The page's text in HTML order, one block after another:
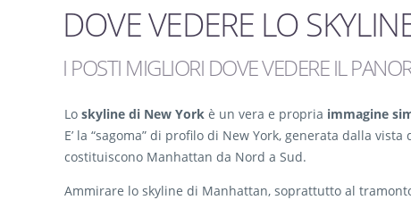
DOVE VEDERE LO
I POSTI MIGLIORI DOVE VEDERE IL
Lo skyline di New York è un vera e propria immagine
E’ la “sagoma” di profilo di New York, generata dalla
costituiscono Manhattan da Nord a Sud.
Ammirare lo skyline di Manhattan, soprattutto al